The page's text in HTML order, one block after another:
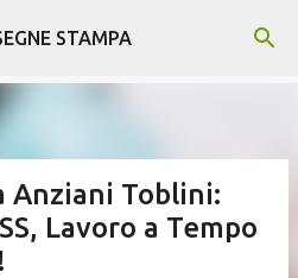
principali
STAMPA
Anziani Toblini:
Lavoro a Tempo